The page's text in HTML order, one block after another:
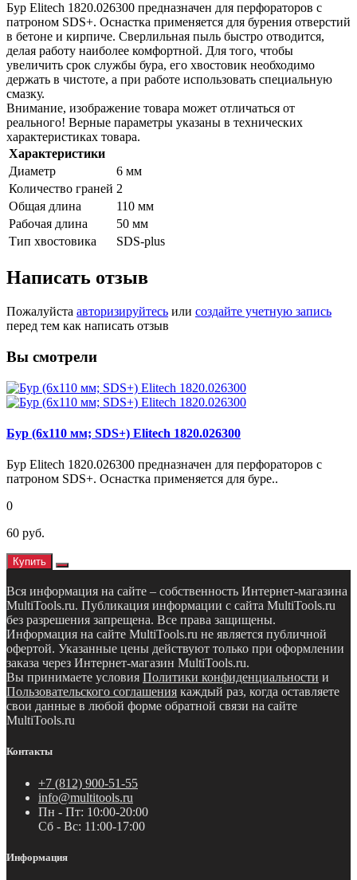
Бур Elitech 1820.026300 предназначен для перфораторов с
патроном SDS+. Оснастка применяется для бурения отверстий
в бетоне и кирпиче. Сверлильная пыль быстро отводится,
делая работу наиболее комфортной. Для того, чтобы
увеличить срок службы бура, его хвостовик необходимо
держать в чистоте, а при работе использовать специальную
смазку.
Внимание, изображение товара может отличаться от
реального! Верные параметры указаны в технических
характеристиках товара.
Характеристики
Диаметр
6 мм
Количество граней 2
Общая длина
110 мм
Рабочая длина
50 мм
Тип хвостовика
SDS-plus
Написать отзыв
Пожалуйста авторизируйтесь или создайте учетную запись
перед тем как написать отзыв
Вы смотрели
Бур (6х110 мм; SDS+) Elitech 1820.026300
Бур Elitech 1820.026300 предназначен для перфораторов с
патроном SDS+. Оснастка применяется для буре..
0
60 руб.
Купить
Вся информация на сайте – собственность Интернет-магазина
MultiTools.ru. Публикация информации с сайта MultiTools.ru
без разрешения запрещена. Все права защищены.
Информация на сайте MultiTools.ru не является публичной
офертой. Указанные цены действуют только при оформлении
заказа через Интернет-магазин MultiTools.ru.
Вы принимаете условия Политики конфиденциальности и
Пользовательского соглашения каждый раз, когда оставляете
свои данные в любой форме обратной связи на сайте
MultiTools.ru
Контакты
+7 (812) 900-51-55
info@multitools.ru
Пн - Пт: 10:00-20:00
Сб - Вс: 11:00-17:00
Информация